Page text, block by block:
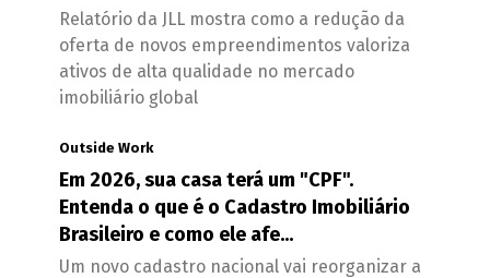
Relatório da JLL mostra como a redução da
oferta de novos empreendimentos valoriza
ativos de alta qualidade no mercado
imobiliário global
Outside Work
Em 2026, sua casa terá um "CPF".
Entenda o que é o Cadastro Imobiliário
Brasileiro e como ele afe...
Um novo cadastro nacional vai reorganizar a